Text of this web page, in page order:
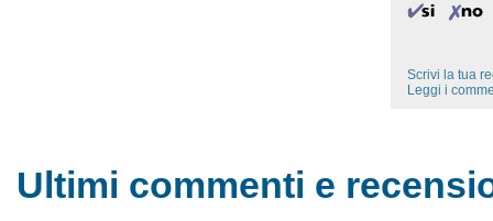
Scrivi la tua
Leggi i
Ultimi commenti e